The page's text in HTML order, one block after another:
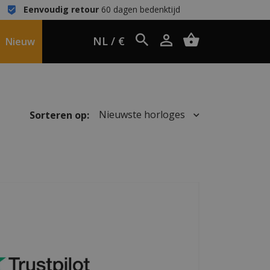
Eenvoudig retour60 dagen bedenktijd
Nieuw NL / €
Sorteren op: Nieuwste horloges